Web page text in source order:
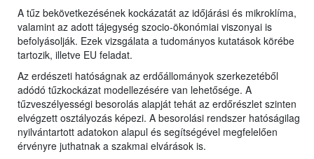
A tűz bekövetkezésének kockázatát az időjárási és mikroklíma,
valamint az adott tájegység szocio-ökonómiai viszonyai is
befolyásolják. Ezek vizsgálata a tudományos kutatások körébe
tartozik, illetve EU feladat.
Az erdészeti hatóságnak az erdőállományok szerkezetéből
adódó tűzkockázat modellezésére van lehetősége. A
tűzveszélyességi besorolás alapját tehát az erdőrészlet szinten
elvégzett osztályozás képezi. A besorolási rendszer hatóságilag
nyilvántartott adatokon alapul és segítségével megfelelően
érvényre juthatnak a szakmai elvárások is.